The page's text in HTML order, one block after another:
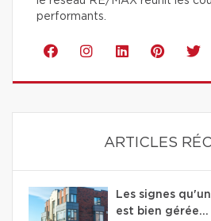
performants.
ARTICLES
Les signes
est bien gérée…